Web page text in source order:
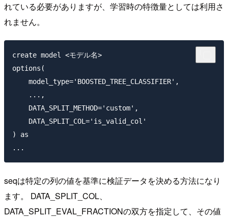
れている必要がありますが、学習時の特徴量としては利用さ
れません。
create model <モデル名>
options(
    model_type='BOOSTED_TREE_CLASSIFIER',
    ...,
    DATA_SPLIT_METHOD='custom',
    DATA_SPLIT_COL='is_valid_col'
) as
seqは特定の列の値を基準に検証データを決める方法になり
ます。 DATA_SPLIT_COL、
DATA_SPLIT_EVAL_FRACTIONの双方を指定して、その値